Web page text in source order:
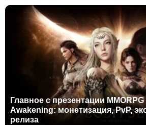
Главное с презентации
Awakening: монетизация, PvP,
релиза